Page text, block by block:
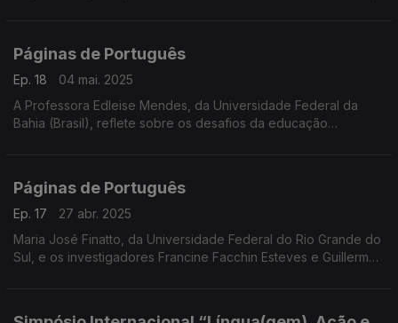
Páginas de Português
Ep. 18
04 mai. 2025
A Professora Edleise Mendes, da Universidade Federal da
Bahia (Brasil), reflete sobre os desafios da educação
Páginas de Português
Ep. 17
27 abr. 2025
Maria José Finatto, da Universidade Federal do Rio Grande do
Sul, e os investigadores Francine Facchin Esteves e Guillermo